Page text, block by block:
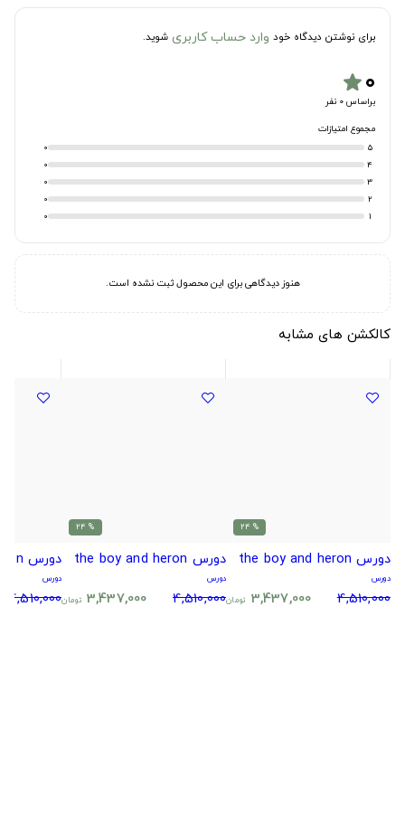
برای نوشتن دیدگاه خود وارد حساب کاربری شوید.
۰star
براساس 0 نفر
مجموع امتیازات
5
0
4
0
3
0
2
0
1
0
هنوز دیدگاهی برای این محصول ثبت نشده است.
کالکشن های مشابه
% 24
دورس the boy and heron
دورس
4,510,000
3,437,000 تومان
% 24
دورس the boy and heron
دورس
4,510,000
3,437,000 تومان
دورس the boy and heron
دورس
4,510,000